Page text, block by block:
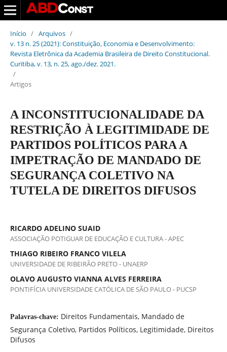
Início / Arquivos /
v. 13 n. 25 (2021): Constituição, Economia e Desenvolvimento:
Revista Eletrônica da Academia Brasileira de Direito Constitucional.
Curitiba, v. 13, n. 25, ago./dez. 2021.
/
Artigos
A INCONSTITUCIONALIDADE DA
RESTRIÇÃO À LEGITIMIDADE DE
PARTIDOS POLÍTICOS PARA A
IMPETRAÇÃO DE MANDADO DE
SEGURANÇA COLETIVO NA
TUTELA DE DIREITOS DIFUSOS
RICARDO ADELINO SUAID
ASSOCIAÇÃO POTIGUAR DE EDUCAÇÃO E CULTURA - APEC
THIAGO RIBEIRO FRANCO VILELA
UNIVERSIDADE DE RIBEIRÃO PRETO - UNAERP
OLAVO AUGUSTO VIANNA ALVES FERREIRA
PONTIFÍCIA UNIVERSIDADE CATÓLICA DE SÃO PAULO - PUCSP
Palavras-chave: Direitos Fundamentais, Mandado de
Segurança Coletivo, Partidos Políticos, Legitimidade, Direitos
Difusos